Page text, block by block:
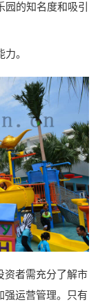
的知名度和吸引
。
资者需充分了解市
强运营管理。只有